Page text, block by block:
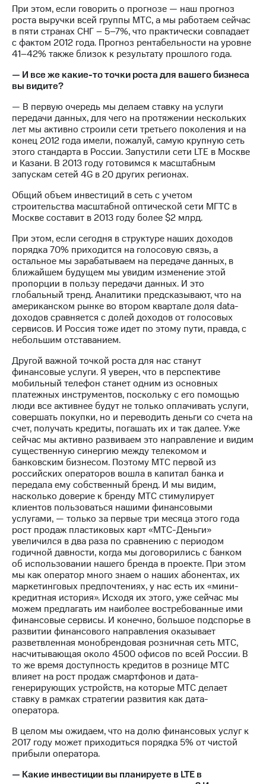
При этом, если говорить о прогнозе — наш прогноз
роста выручки всей группы МТС, а мы работаем сейчас
в пяти странах СНГ – 5–7%, что практически совпадает
с фактом 2012 года. Прогноз рентабельности на уровне
41–42% также близок к результату прошлого года.
— И все же какие-то точки роста для вашего бизнеса
вы видите?
— В первую очередь мы делаем ставку на услуги
передачи данных, для чего на протяжении нескольких
лет мы активно строили сети третьего поколения и на
конец 2012 года имели, пожалуй, самую крупную сеть
этого стандарта в России. Запустили сети LTE в Москве
и Казани. В 2013 году готовимся к масштабным
запускам сетей 4G в 20 других регионах.
Общий объем инвестиций в сеть с учетом
строительства масштабной оптической сети МГТС в
Москве составит в 2013 году более $2 млрд.
При этом, если сегодня в структуре наших доходов
порядка 70% приходится на голосовую связь, а
остальное мы зарабатываем на передаче данных, в
ближайшем будущем мы увидим изменение этой
пропорции в пользу передачи данных. И это
глобальный тренд. Аналитики предсказывают, что на
американском рынке во втором квартале доля data-
доходов сравняется с долей доходов от голосовых
сервисов. И Россия тоже идет по этому пути, правда, с
небольшим отставанием.
Другой важной точкой роста для нас станут
финансовые услуги. Я уверен, что в перспективе
мобильный телефон станет одним из основных
платежных инструментов, поскольку с его помощью
люди все активнее будут не только оплачивать услуги,
совершать покупки, но и переводить деньги со счета на
счет, получать кредиты, погашать их и так далее. Уже
сейчас мы активно развиваем это направление и видим
существенную синергию между телекомом и
банковским бизнесом. Поэтому МТС первой из
российских операторов вошла в капитал банка и
передала ему собственный бренд. И мы видим,
насколько доверие к бренду МТС стимулирует
клиентов пользоваться нашими финансовыми
услугами, — только за первые три месяца этого года
рост продаж пластиковых карт «МТС-Деньги»
увеличился в два раза по сравнению с периодом
годичной давности, когда мы договорились с банком
об использовании нашего бренда в проекте. При этом
мы как оператор много знаем о наших абонентах, их
маркетинговых предпочтениях, у нас есть их «мини-
кредитная история». Исходя их этого, уже сейчас мы
можем предлагать им наиболее востребованные ими
финансовые сервисы. И конечно, большое подспорье в
развитии финансового направления оказывает
разветвленная монобрендовая розничная сеть МТС,
насчитывающая около 4500 офисов по всей России. В
то же время доступность кредитов в рознице МТС
влияет на рост продаж смартфонов и дата-
генерирующих устройств, на которые МТС делает
ставку в рамках стратегии развития как дата-
оператора.
В целом мы ожидаем, что на долю финансовых услуг к
2017 году может приходиться порядка 5% от чистой
прибыли оператора.
— Какие инвестиции вы планируете в LTE в